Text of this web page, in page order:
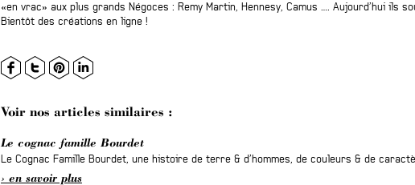
«en vrac» aux plus grands Négoces : Remy Martin, Hennesy, Camus …. Aujourd’hui ils
Bientôt des créations en ligne !
Voir nos articles similaires :
Le cognac famille Bourdet
Le Cognac Famille Bourdet, une histoire de terre & d’hommes, de couleurs & de
en savoir plus